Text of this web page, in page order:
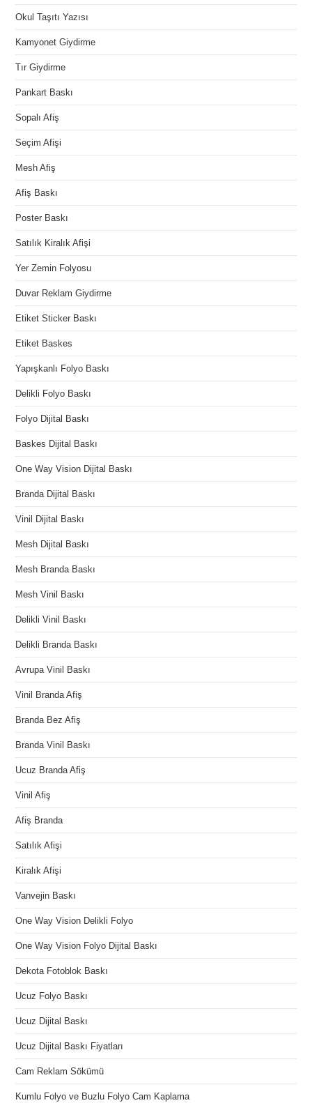
Okul Taşıtı Yazısı
Kamyonet Giydirme
Tır Giydirme
Pankart Baskı
Sopalı Afiş
Seçim Afişi
Mesh Afiş
Afiş Baskı
Poster Baskı
Satılık Kiralık Afişi
Yer Zemin Folyosu
Duvar Reklam Giydirme
Etiket Sticker Baskı
Etiket Baskes
Yapışkanlı Folyo Baskı
Delikli Folyo Baskı
Folyo Dijital Baskı
Baskes Dijital Baskı
One Way Vision Dijital Baskı
Branda Dijital Baskı
Vinil Dijital Baskı
Mesh Dijital Baskı
Mesh Branda Baskı
Mesh Vinil Baskı
Delikli Vinil Baskı
Delikli Branda Baskı
Avrupa Vinil Baskı
Vinil Branda Afiş
Branda Bez Afiş
Branda Vinil Baskı
Ucuz Branda Afiş
Vinil Afiş
Afiş Branda
Satılık Afişi
Kiralık Afişi
Vanvejin Baskı
One Way Vision Delikli Folyo
One Way Vision Folyo Dijital Baskı
Dekota Fotoblok Baskı
Ucuz Folyo Baskı
Ucuz Dijital Baskı
Ucuz Dijital Baskı Fiyatları
Cam Reklam Sökümü
Kumlu Folyo ve Buzlu Folyo Cam Kaplama